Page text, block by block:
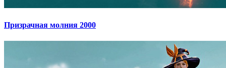
Призрачная молния 2000